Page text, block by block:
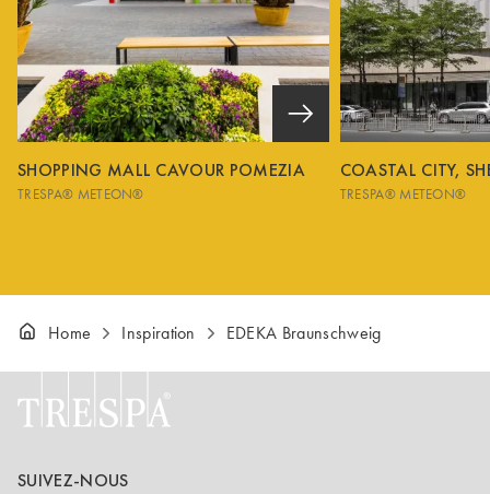
SHOPPING MALL CAVOUR POMEZIA
TRESPA® METEON®
COASTAL CITY,
TRESPA® METEON®
Home Inspiration EDEKA Braunschweig
SUIVEZ-NOUS